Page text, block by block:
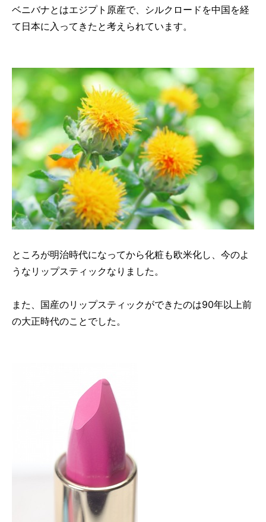
ベニバナとはエジプト原産で、シルクロードを中国を経
て日本に入ってきたと考えられています。
ところが明治時代になってから化粧も欧米化し、今のよ
うなリップスティックなりました。
また、国産のリップスティックができたのは90年以上前
の大正時代のことでした。